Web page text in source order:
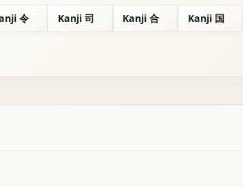
令 Kanji 司 Kanji 合 Kanji 国